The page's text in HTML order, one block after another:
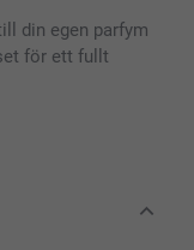
din egen parfym
för ett fullt